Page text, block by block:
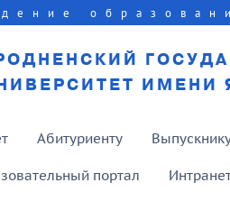
ИМЕНИ
Абитуриенту
портал